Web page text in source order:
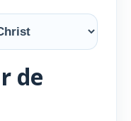
de